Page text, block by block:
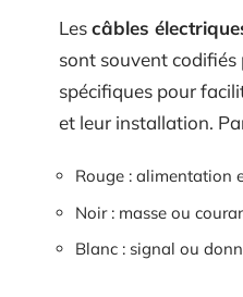
Lescâbles
sont souvent codifiés
spécifiques pour
et leur installation.
Rouge : alimentation
Noir : masse ou
Blanc : signal ou